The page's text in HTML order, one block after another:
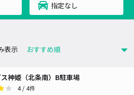
指定なし
表示
神姫（北条南）B駐車場
4/ 4件